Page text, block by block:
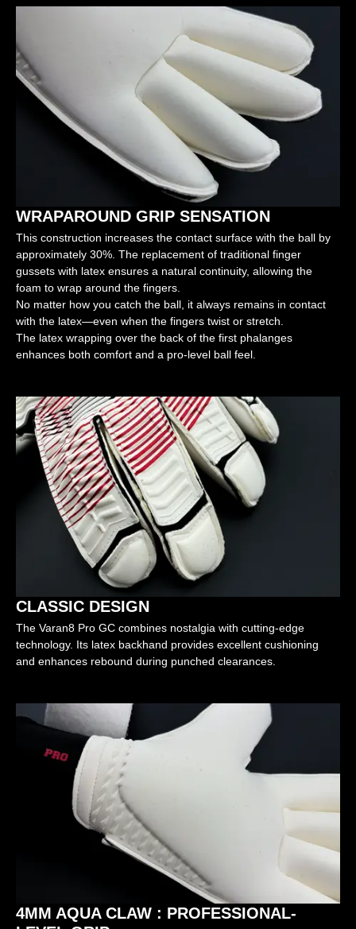
WRAPAROUND GRIP SENSATION
This construction increases the contact surface with the ball by
approximately 30%. The replacement of traditional finger
gussets with latex ensures a natural continuity, allowing the
foam to wrap around the fingers.
No matter how you catch the ball, it always remains in contact
with the latex—even when the fingers twist or stretch.
The latex wrapping over the back of the first phalanges
enhances both comfort and a pro-level ball feel.
CLASSIC DESIGN
The Varan8 Pro GC combines nostalgia with cutting-edge
technology. Its latex backhand provides excellent cushioning
and enhances rebound during punched clearances.
4MM AQUA CLAW : PROFESSIONAL-